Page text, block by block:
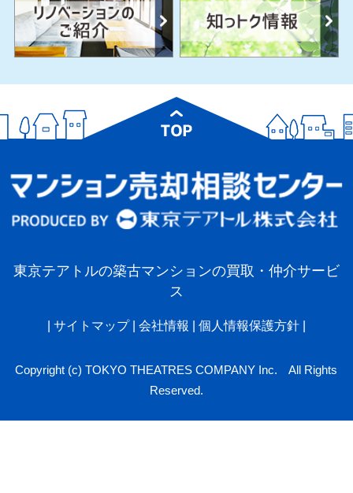
東京テアトルの築古マンションの買取・仲介サービ
ス
サイトマップ 会社情報 個人情報保護方針|
Copyright (c) TOKYO THEATRES COMPANY Inc. All Rights
Reserved.